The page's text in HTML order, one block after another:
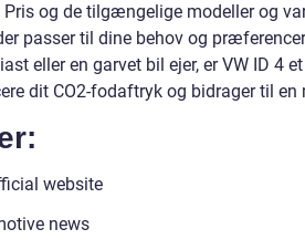
Pris og de tilgængelige modeller og
passer til dine behov og
eller en garvet bil ejer, er VW ID 4
dit CO2-fodaftryk og bidrager til
website
news